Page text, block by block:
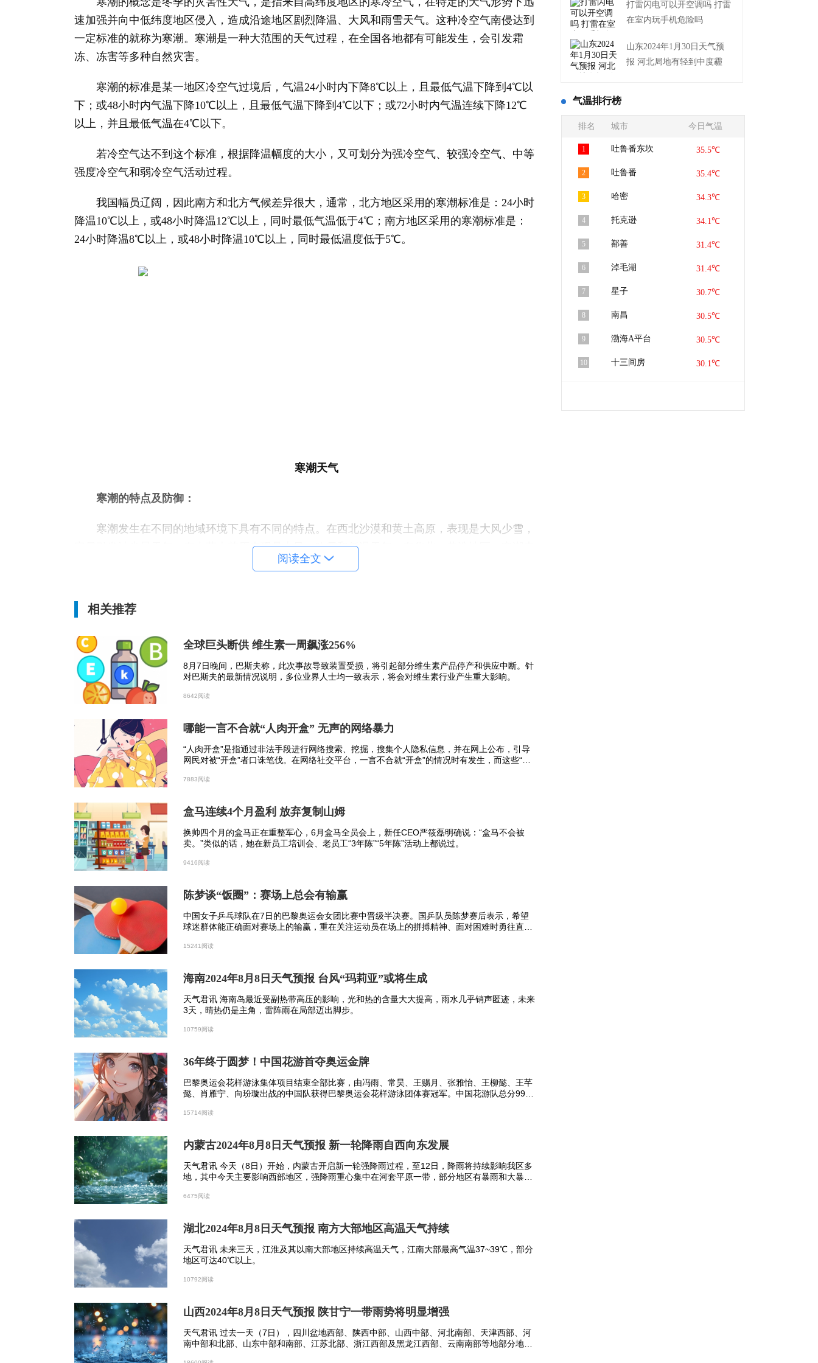
速加强并向中低纬度地区侵入，造成沿途地区剧烈降温、大风和雨雪天气。这种冷空气南侵达到
一定标准的就称为寒潮。寒潮是一种大范围的天气过程，在全国各地都有可能发生，会引发霜
冻、冻害等多种自然灾害。
寒潮的标准是某一地区冷空气过境后，气温24小时内下降8℃以上，且最低气温下降到4℃以
下；或48小时内气温下降10℃以上，且最低气温下降到4℃以下；或72小时内气温连续下降12℃
以上，并且最低气温在4℃以下。
若冷空气达不到这个标准，根据降温幅度的大小，又可划分为强冷空气、较强冷空气、中等
强度冷空气和弱冷空气活动过程。
我国幅员辽阔，因此南方和北方气候差异很大，通常，北方地区采用的寒潮标准是：24小时
降温10℃以上，或48小时降温12℃以上，同时最低气温低于4℃；南方地区采用的寒潮标准是：
24小时降温8℃以上，或48小时降温10℃以上，同时最低温度低于5℃。
寒潮天气
寒潮的特点及防御：
寒潮发生在不同的地域环境下具有不同的特点。在西北沙漠和黄土高原，表现是大风少雪，
容易引发沙尘暴天气。在内蒙古草原表现是大风、吹雪和低温天气。在华北、黄淮地区，寒潮表
现是风雪交加。在东北地区，寒潮表现是更猛烈的大风、大雪，降雪量非常大。在江南地区，寒
寒潮的预防
（1）当气温发生骤降时，要注意添衣保暖，特别是要注意手、脸的保暖。
（2）关好门窗，固紧室外搭建物。
（3）外出当心路滑跌倒
（4）老弱病人，特别是心血管病人、哮喘病人等对气温变化敏感的人群尽量不要外出。
（5）注意休息，不要过度疲劳。
（7）应加强天气预报，提前发布准确的寒潮消息或警报。
寒潮现象
我国寒潮集中的地方在哪儿？
我国寒潮集中的地方在东北地区、华北地区西部和北部、西北地区北部和中部、西藏大部、
内蒙古等地，平均每年寒潮发生频次在4次以上。其中，东北地区东部和北部、内蒙古大部、新
疆北部局地一般有10至15次，局部有15次以上。
冷冬年，寒潮出现的次数比暖冬偏多吗？
系。冷冬是依据整个冬天的气温状况而得出的一种气候概念，判定冷暖冬的基本要素为冬季（12
月至次年2月）三个月的平均气温。判定寒潮过程的基本要素是日最低气温（≤4℃）和24小时
（或48小时、72小时）降温幅度（≥8℃、10℃或12℃）。
均为6次，比强冷冬1983年（3次）、1984年（2次）、1985年（2次）等的寒潮次数均偏多。
相关推荐
阅读全文
相关推荐
全球巨头断供 维生素一周飙涨256%
8月7日晚间，巴斯夫称，此次事故导致装置受损，将引起部分维生素产品停产和供应中断。针
对巴斯夫的最新情况说明，多位业界人士均一致表示，将会对维生素行业产生重大影响。
8642阅读
哪能一言不合就“人肉开盒” 无声的网络暴力
“人肉开盒”是指通过非法手段进行网络搜索、挖掘，搜集个人隐私信息，并在网上公布，引导
网民对被“开盒”者口诛笔伐。在网络社交平台，一言不合就“开盒”的情况时有发生，而这些“开
7883阅读
盒马连续4个月盈利 放弃复制山姆
换帅四个月的盒马正在重整军心，6月盒马全员会上，新任CEO严筱磊明确说：“盒马不会被
卖。”类似的话，她在新员工培训会、老员工“3年陈”“5年陈”活动上都说过。
9416阅读
陈梦谈“饭圈”：赛场上总会有输赢
中国女子乒乓球队在7日的巴黎奥运会女团比赛中晋级半决赛。国乒队员陈梦赛后表示，希望
球迷群体能正确面对赛场上的输赢，重在关注运动员在场上的拼搏精神、面对困难时勇往直前
15241阅读
海南2024年8月8日天气预报 台风“玛莉亚”或将生成
天气君讯 海南岛最近受副热带高压的影响，光和热的含量大大提高，雨水几乎销声匿迹，未来
3天，晴热仍是主角，雷阵雨在局部迈出脚步。
10759阅读
36年终于圆梦！中国花游首夺奥运金牌
巴黎奥运会花样游泳集体项目结束全部比赛，由冯雨、常昊、王赐月、张雅怡、王柳懿、王芊
懿、肖雁宁、向玢璇出战的中国队获得巴黎奥运会花样游泳团体赛冠军。中国花游队总分996.
15714阅读
内蒙古2024年8月8日天气预报 新一轮降雨自西向东发展
天气君讯 今天（8日）开始，内蒙古开启新一轮强降雨过程，至12日，降雨将持续影响我区多
地，其中今天主要影响西部地区，强降雨重心集中在河套平原一带，部分地区有暴雨和大暴
6475阅读
湖北2024年8月8日天气预报 南方大部地区高温天气持续
天气君讯 未来三天，江淮及其以南大部地区持续高温天气，江南大部最高气温37~39℃，部分
地区可达40℃以上。
10792阅读
山西2024年8月8日天气预报 陕甘宁一带雨势将明显增强
天气君讯 过去一天（7日），四川盆地西部、陕西中部、山西中部、河北南部、天津西部、河
南中部和北部、山东中部和南部、江苏北部、浙江西部及黑龙江西部、云南南部等地部分地区
打雷闪电可以开空调吗 打雷
在室内玩手机危险吗
山东2024年1月30日天气预
报 河北局地有轻到中度霾
气温排行榜
排名 城市 今日气温
1 吐鲁番东坎 35.5℃
2 吐鲁番 35.4℃
3 哈密 34.3℃
4 托克逊 34.1℃
5 鄯善 31.4℃
6 淖毛湖 31.4℃
7 星子 30.7℃
8 南昌 30.5℃
9 渤海A平台 30.5℃
10 十三间房 30.1℃